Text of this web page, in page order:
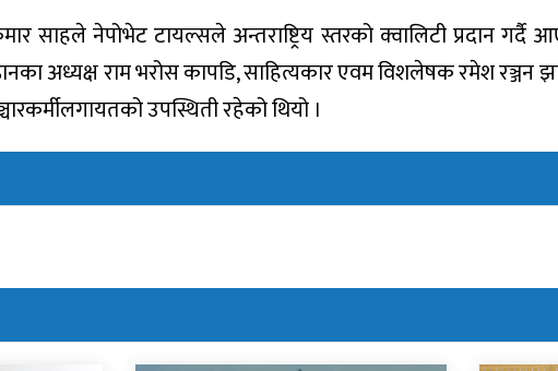
साहले नेपोभेट टायल्सले अन्तराष्ट्रिय स्तरको क्वालिटी प्रदान गर्दै
अध्यक्ष राम भरोस कापडि, साहित्यकार एवम विशलेषक रमेश
उपस्थिती रहेको थियो ।